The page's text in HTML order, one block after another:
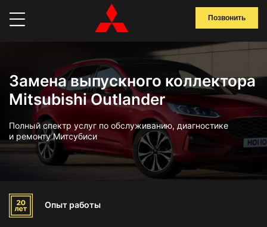
Позвонить
Замена выпускного коллектора
Mitsubishi Outlander
Полный спектр услуг по обслуживанию, диагностике
и ремонту Митсубиси
Опыт работы